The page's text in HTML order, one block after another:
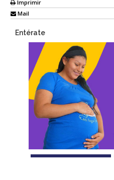
Imprimir
Mail
Entérate